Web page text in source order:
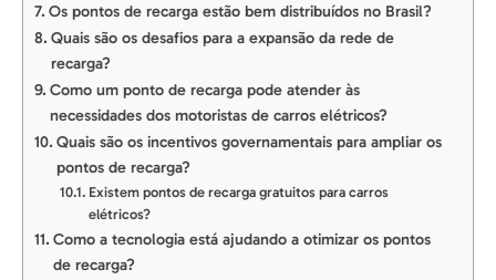
Os pontos de recarga estão bem distribuídos no Brasil?
Quais são os desafios para a expansão da rede de
recarga?
Como um ponto de recarga pode atender às
necessidades dos motoristas de carros elétricos?
Quais são os incentivos governamentais para ampliar os
pontos de recarga?
Existem pontos de recarga gratuitos para carros
elétricos?
Como a tecnologia está ajudando a otimizar os pontos
de recarga?